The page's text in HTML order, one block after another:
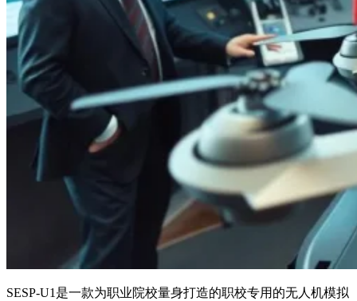
SESP-U1是一款为职业院校量身打造的职校专用的无人机模拟